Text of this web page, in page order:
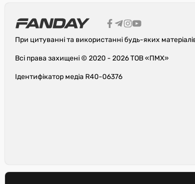
При цитуванні та використанні будь-яких
Всі права захищені © 2020 - 2026 ТОВ «ПМХ»
Ідентифікатор медіа R40-06376